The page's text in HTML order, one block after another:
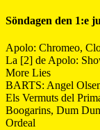
Söndagen den 1:e
Apolo: Chromeo,
La [2] de Apolo:
More Lies
BARTS: Angel
Els Vermuts del
Boogarins, Dum
Ordeal